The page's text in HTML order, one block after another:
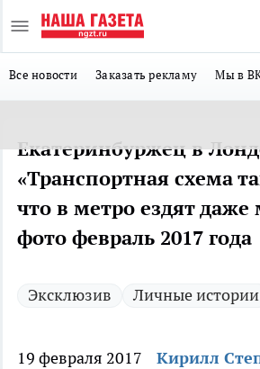
Все новости Заказать рекламу Мы в
Екатеринбуржец в
«Транспортная схема
что в метро ездят
фото февраль 2017 года
Эксклюзив Личные истории
19 февраля 2017 Кирилл